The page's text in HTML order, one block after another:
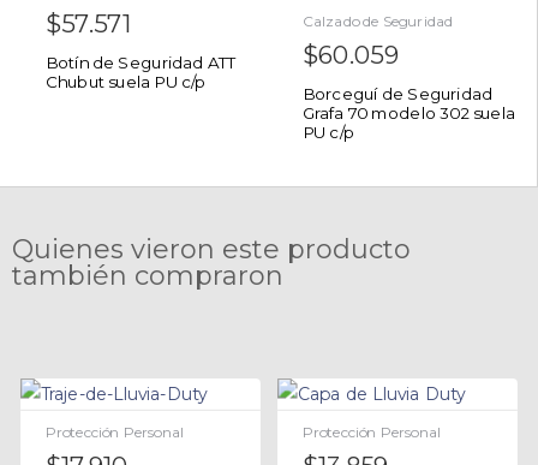
$57.571
Botín de Seguridad ATT
Chubut suela PU c/p
Calzado de Seguridad
$60.059
Borceguí de Seguridad
Grafa 70 modelo 302 suela
PU c/p
Quienes vieron este producto
también compraron
Protección Personal Protección Personal